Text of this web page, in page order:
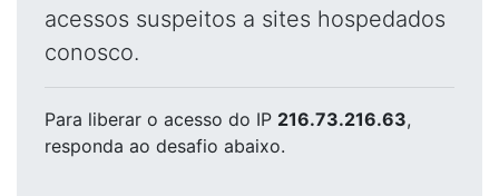
acessos suspeitos a sites hospedados
conosco.
Para liberar o acesso do IP 216.73.216.63,
responda ao desafio abaixo.